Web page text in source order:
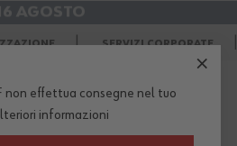
AGOSTO
SERVIZI CORPORATE
non effettua consegne nel tuo
informazioni